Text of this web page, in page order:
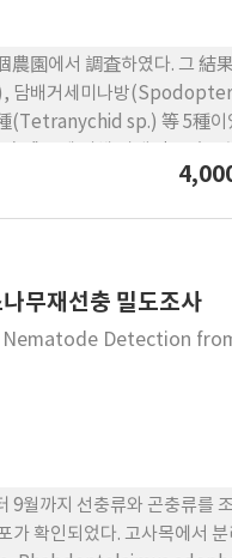
園에서 調査하였다. 그 結
담배거세미나방
sp.) 等 5種이
남원읍에 發生하였고 '80年
무재선충 밀도조사
Nematode Detection
9월까지 선충류와 곤충류를
확인되었다. 고사목에서